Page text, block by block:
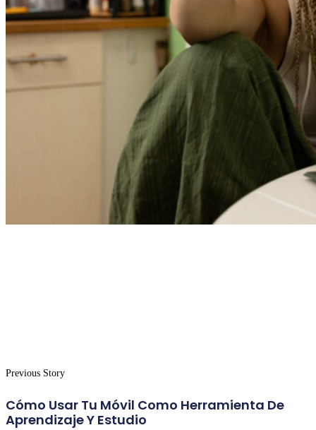
Previous Story
Cómo Usar Tu Móvil Como Herramienta De
Aprendizaje Y Estudio